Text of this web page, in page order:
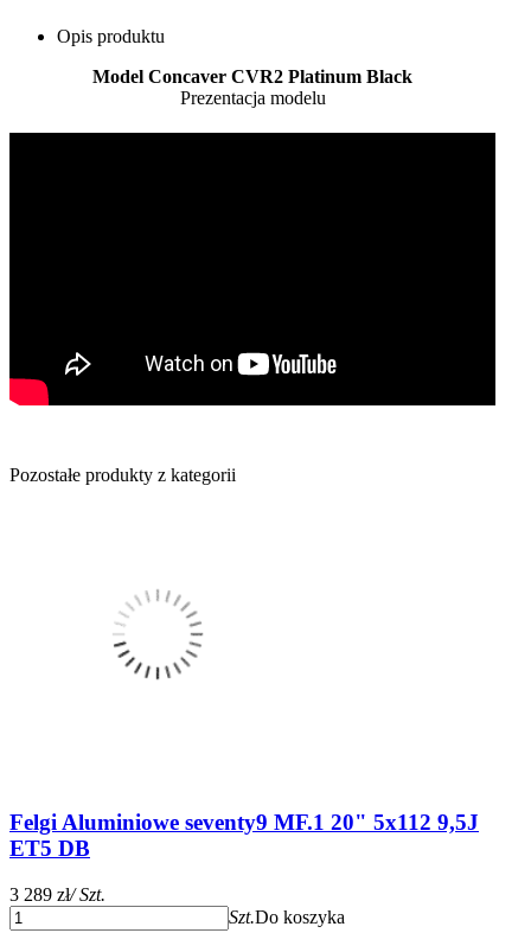
Opis produktu
Model Concaver CVR2 Platinum Black
Prezentacja modelu
Pozostałe produkty z kategorii
Felgi Aluminiowe seventy9 MF.1 20" 5x112 9,5J
ET5 DB
3 289 zł/ Szt.
Szt.Do koszyka